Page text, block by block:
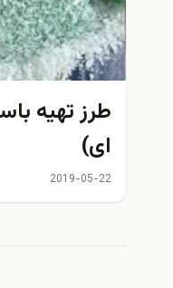
طرز تهیه
ای)
2019-05-22